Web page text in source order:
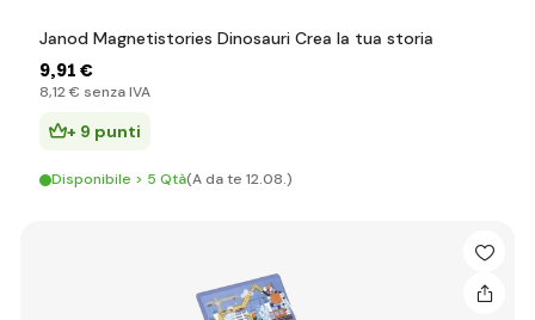
Janod Magnetistories Dinosauri Crea la tua storia
9,91 €
8,12 € senza IVA
+ 9 punti
Disponibile > 5 Qtà(A da te 12.08.)